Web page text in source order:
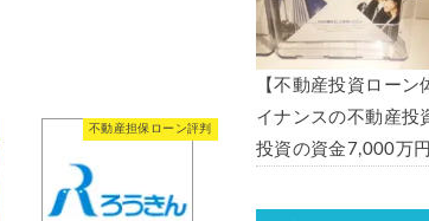
不動産担保ローン評判
【不動産投資ロー
イナンスの不動産投
投資の資金7,000万